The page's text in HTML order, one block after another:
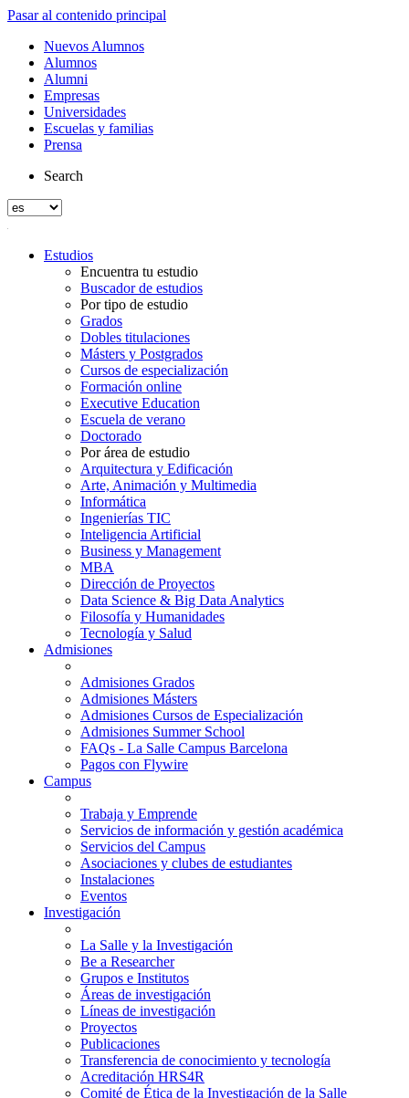
Pasar al contenido principal
Nuevos Alumnos
Alumnos
Alumni
Empresas
Universidades
Escuelas y familias
Prensa
Search
Estudios
Encuentra tu estudio
Buscador de estudios
Por tipo de estudio
Grados
Dobles titulaciones
Másters y Postgrados
Cursos de especialización
Formación online
Executive Education
Escuela de verano
Doctorado
Por área de estudio
Arquitectura y Edificación
Arte, Animación y Multimedia
Informática
Ingenierías TIC
Inteligencia Artificial
Business y Management
MBA
Dirección de Proyectos
Data Science & Big Data Analytics
Filosofía y Humanidades
Tecnología y Salud
Admisiones
Admisiones Grados
Admisiones Másters
Admisiones Cursos de Especialización
Admisiones Summer School
FAQs - La Salle Campus Barcelona
Pagos con Flywire
Campus
Trabaja y Emprende
Servicios de información y gestión académica
Servicios del Campus
Asociaciones y clubes de estudiantes
Instalaciones
Eventos
Investigación
La Salle y la Investigación
Be a Researcher
Grupos e Institutos
Áreas de investigación
Líneas de investigación
Proyectos
Publicaciones
Transferencia de conocimiento y tecnología
Acreditación HRS4R
Comité de Ética de la Investigación de la Salle